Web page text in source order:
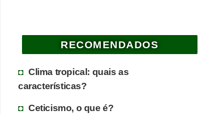
RECOMENDADOS
Clima tropical: quais as
características?
Ceticismo, o que é?